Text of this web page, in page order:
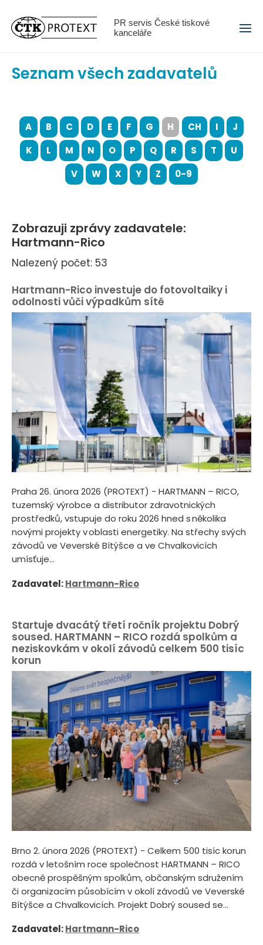
PR servis České tiskové
kanceláře
Menu
Seznam všech zadavatelů
A B C D E F G H CH I
J
K
L M N O P Q R S T
U
V
W X Y Z 0-9
Zobrazuji zprávy zadavatele:
Hartmann-Rico
Nalezený počet: 53
Hartmann-Rico investuje do fotovoltaiky i
odolnosti vůči výpadkům sítě
Praha 26. února 2026 (PROTEXT) - HARTMANN – RICO,
tuzemský výrobce a distributor zdravotnických
prostředků, vstupuje do roku 2026 hned s několika
novými projekty v oblasti energetiky. Na střechy svých
závodů ve Veverské Bítýšce a ve Chvalkovicích
umísťuje...
Zadavatel:Hartmann-Rico
Startuje dvacátý třetí ročník projektu Dobrý
soused. HARTMANN – RICO rozdá spolkům a
neziskovkám v okolí závodů celkem 500 tisíc
korun
Brno 2. února 2026 (PROTEXT) - Celkem 500 tisíc korun
rozdá v letošním roce společnost HARTMANN – RICO
obecně prospěšným spolkům, občanským sdružením
či organizacím působícím v okolí závodů ve Veverské
Bítýšce a Chvalkovicích. Projekt Dobrý soused se...
Zadavatel:Hartmann-Rico